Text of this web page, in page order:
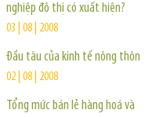
nghiệp đô thị có xuất hiện?
03 | 08 | 2008
Đầu tàu của kinh tế nông thôn
02 | 08 | 2008
Tổng mức bán lẻ hàng hoá và